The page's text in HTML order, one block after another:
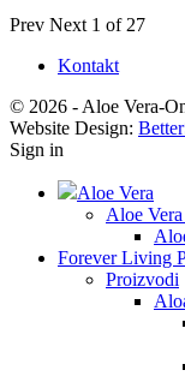
Prev Next 1 of 27
Kontakt
© 2026 - Aloe Vera-
Website Design:
Sign in
Aloe Vera
Aloe
Forever Living
Proizvodi